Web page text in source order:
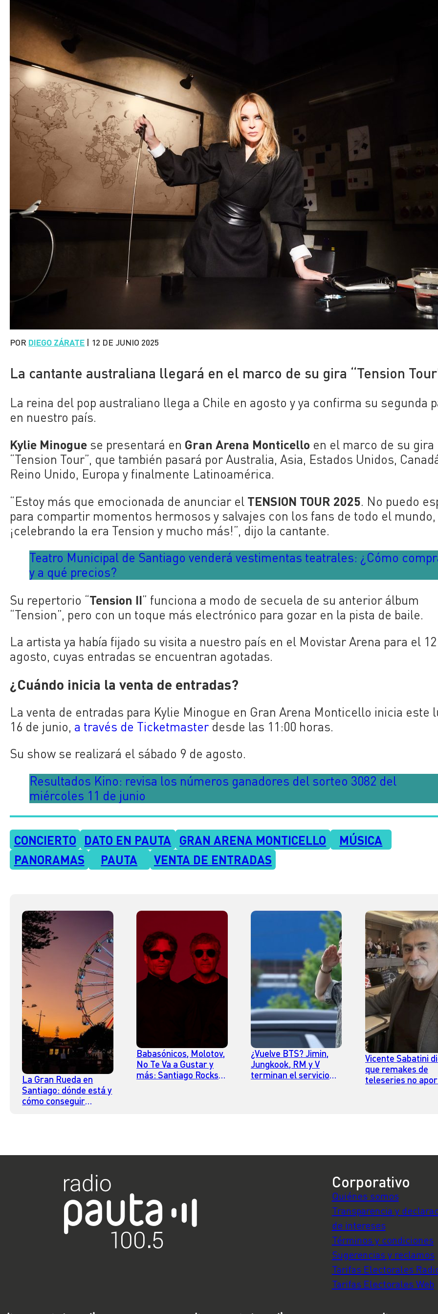
POR DIEGO ZÁRATE | 12 DE JUNIO 2025
La cantante australiana llegará en el marco de su gira “Tension
La reina del pop australiano llega a Chile en agosto y ya confirma su segunda
en nuestro país.
Kylie Minogue se presentará en Gran Arena Monticello en el marco de su gira
“Tension Tour”, que también pasará por Australia, Asia, Estados Unidos,
Reino Unido, Europa y finalmente Latinoamérica.
“Estoy más que emocionada de anunciar el TENSION TOUR 2025. No puedo
para compartir momentos hermosos y salvajes con los fans de todo el mundo,
¡celebrando la era Tension y mucho más!”, dijo la cantante.
Teatro Municipal de Santiago venderá vestimentas teatrales: ¿Cómo
y a qué precios?
Su repertorio “Tension II” funciona a modo de secuela de su anterior álbum
“Tension”, pero con un toque más electrónico para gozar en la pista de baile.
La artista ya había fijado su visita a nuestro país en el Movistar Arena para el
agosto, cuyas entradas se encuentran agotadas.
¿Cuándo inicia la venta de entradas?
La venta de entradas para Kylie Minogue en Gran Arena Monticello inicia este
16 de junio, a través de Ticketmaster desde las 11:00 horas.
Su show se realizará el sábado 9 de agosto.
Resultados Kino: revisa los números ganadores del sorteo 3082 del
miércoles 11 de junio
CONCIERTO DATO EN PAUTA GRAN ARENA MONTICELLO
MÚSICA
PANORAMAS
PAUTA VENTA DE ENTRADAS
La Gran Rueda en
Santiago: dónde está y
cómo conseguir
Babasónicos, Molotov,
No Te Va a Gustar y
más: Santiago Rocks
¿Vuelve BTS? Jimin,
Jungkook, RM y V
terminan el servicio
Vicente Sabatini
que remakes de
teleseries no
Corporativo
Quiénes somos
Transparencia y
de intereses
Términos y condiciones
Sugerencias y reclamos
Tarifas Electorales
Tarifas Electorales Web